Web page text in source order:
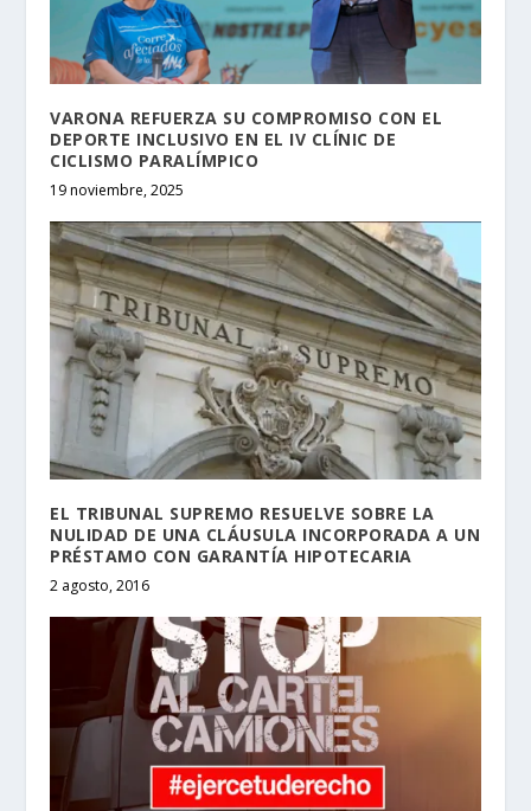
VARONA REFUERZA SU COMPROMISO CON EL
DEPORTE INCLUSIVO EN EL IV CLÍNIC DE
CICLISMO PARALÍMPICO
19 noviembre, 2025
EL TRIBUNAL SUPREMO RESUELVE SOBRE LA
NULIDAD DE UNA CLÁUSULA INCORPORADA A UN
PRÉSTAMO CON GARANTÍA HIPOTECARIA
2 agosto, 2016